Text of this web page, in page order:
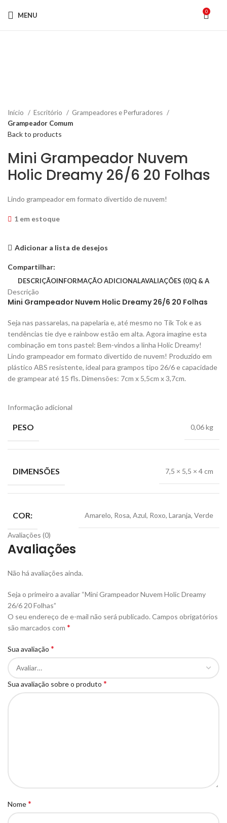
MENU 0
Início Escritório
Grampeadores e Perfuradores
Grampeador Comum
Back to products
Mini Grampeador Nuvem
Holic Dreamy 26/6 20 Folhas
Lindo grampeador em formato divertido de nuvem!
1 em estoque
Adicionar a lista de desejos
Compartilhar:
DESCRIÇÃOINFORMAÇÃO ADICIONALAVALIAÇÕES (0)Q & A
Descrição
Mini Grampeador Nuvem Holic Dreamy 26/6 20 Folhas
Seja nas passarelas, na papelaria e, até mesmo no Tik Tok e as
tendências tie dye e rainbow estão em alta. Agora imagine esta
combinação em tons pastel: Bem-vindos a linha Holic Dreamy!
Lindo grampeador em formato divertido de nuvem! Produzido em
plástico ABS resistente, ideal para grampos tipo 26/6 e capacidade
de grampear até 15 fls. Dimensões: 7cm x 5,5cm x 3,7cm.
Informação adicional
PESO 0,06 kg
DIMENSÕES 7,5 × 5,5 × 4 cm
COR: Amarelo, Rosa, Azul, Roxo, Laranja, Verde
Avaliações (0)
Avaliações
Não há avaliações ainda.
Seja o primeiro a avaliar “Mini Grampeador Nuvem Holic Dreamy
26/6 20 Folhas”
O seu endereço de e-mail não será publicado.Campos obrigatórios
são marcados com *
Sua avaliação *
Sua avaliação sobre o produto *
Nome*